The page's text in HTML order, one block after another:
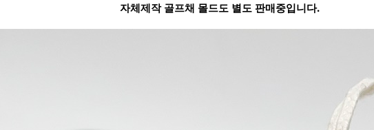
자체제작 골프채 몰드도 별도 판매중입니다.